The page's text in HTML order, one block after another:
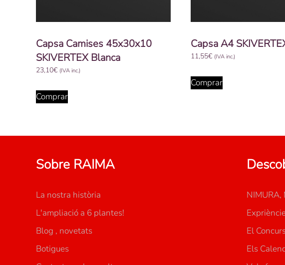
Capsa Camises 45x30x10
SKIVERTEX Blanca
23,10€ (IVA inc.)
Comprar
Capsa A4
11,55€ (IVA inc.)
Comprar
Sobre RAIMA
La nostra història
L'ampliació a 6 plantes!
Blog , novetats
Botigues
NIMURA,
El
Els